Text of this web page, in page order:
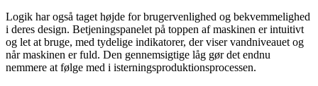
Logik har også taget højde for brugervenlighed og bekvemmelighed
i deres design. Betjeningspanelet på toppen af maskinen er intuitivt
og let at bruge, med tydelige indikatorer, der viser vandniveauet og
når maskinen er fuld. Den gennemsigtige låg gør det endnu
nemmere at følge med i isterningsproduktionsprocessen.